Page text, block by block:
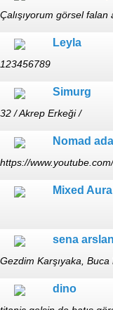
Çalışıyorum görsel
Leyla
123456789
Simurg
32 / Akrep Erkeği /
Nomad
https://
gösterin, gülün. hafta içi
Mixed Aura
sena arslan
Gezdim Karşıyaka,
buza Peynir ve karpuza
dino